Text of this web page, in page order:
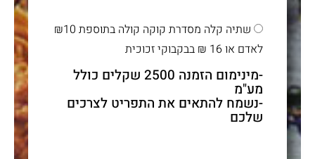
שתיה קלה מסדרת קוקה קולה בתוספת ₪10
לאדם או 16 ₪ בבקבוקי זכוכית
-מינימום הזמנה 2500 שקלים כולל
מע"מ​
-נשמח להתאים את התפריט לצרכים
שלכם